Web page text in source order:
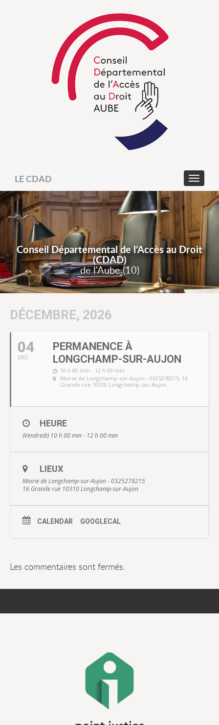
LE CDAD
Conseil Départemental de l’Accès au Droit
(CDAD)
de l'Aube (10)
DÉCEMBRE, 2026
04
DEC
PERMANENCE À
LONGCHAMP-SUR-AUJON
10 h 00 min - 12 h 00 min
Mairie de Longchamp-sur-Aujon - 0325278215, 16
Grande rue 10310 Longchamp-sur-Aujon
HEURE
(Vendredi) 10 h 00 min - 12 h 00 min
LIEUX
Mairie de Longchamp-sur-Aujon - 0325278215
16 Grande rue 10310 Longchamp-sur-Aujon
CALENDAR GOOGLECAL
Les commentaires sont fermés.